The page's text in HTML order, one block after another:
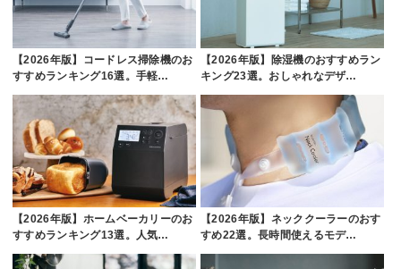
【2026年版】コードレス掃除機のお
すすめランキング16選。手軽…
【2026年版】除湿機のおすすめラン
キング23選。おしゃれなデザ…
【2026年版】ホームベーカリーのお
すすめランキング13選。人気…
【2026年版】ネッククーラーのおす
すめ22選。長時間使えるモデ…